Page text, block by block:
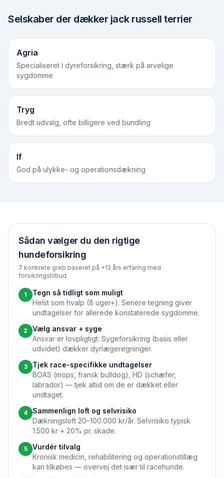
Selskaber der dækker jack russell terrier
Agria
Specialiseret i dyreforsikring, stærk på arvelige
sygdomme
Tryg
Bredt udvalg, ofte billigere ved bundling
If
God på ulykke- og operationsdækning
Sådan vælger du den rigtige
hundeforsikring
7 konkrete greb baseret på +12 års erfaring med
forsikringstilbud.
1
Tegn så tidligt som muligt
Helst som hvalp (8 uger+). Senere tegning giver
undtagelser for allerede konstaterede sygdomme.
2
Vælg ansvar + syge
Ansvar er lovpligtigt. Syge­forsikring (basis eller
udvidet) dækker dyrlægeregninger.
3
Tjek race-specifikke undtagelser
BOAS (mops, fransk bulldog), HD (schæfer,
labrador) — tjek altid om de er dækket eller
undtaget.
4
Sammenlign loft og selvrisiko
Dækningsloft 20–100.000 kr/år. Selvrisiko typisk
1.500 kr + 20% pr. skade.
5
Vurdér tilvalg
Kronisk medicin, rehabilitering og operationstillæg
kan tilkøbes — overvej det især til race­hunde.